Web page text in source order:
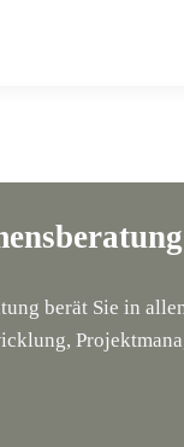
berät Sie in